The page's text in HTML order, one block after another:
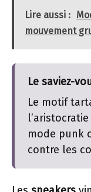
Lire aussi :
mouvement
Le saviez-
Le motif
mode punk
contre les